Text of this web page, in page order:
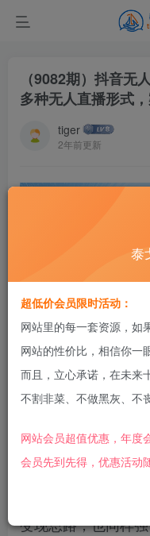
（9082期）抖音无
多种无人直播形式
tiger
2年前更新
抖音无人直播项目
作性和易实施性，
变现思路，也同样
泰
超低价会员限时活动：
网站里的每一套资源，如
网站的性价比，相信你一
而且，立心承诺，在未来
不割非菜、不做黑灰、不
网站会员超值优惠，年度
会员先到先得，优惠活动